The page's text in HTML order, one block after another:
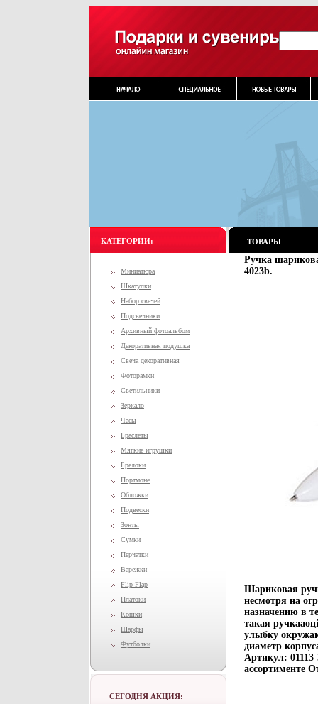
КАТЕГОРИИ:
Миниатюра
Шкатулки
Набор свечей
Подсвечники
Архивный фотоальбом
Декоративная подушка
Свеча декоративная
Фоторамки
Светильники
Зеркало
Часы
Браслеты
Мягкие игрушки
Брелоки
Портмоне
Обложки
Подвески
Зонты
Сумки
Перчатки
Варежки
Flip Flap
Платоки
Кошки
Шарфы
Футболки
СЕГОДНЯ АКЦИЯ:
ТОВАРЫ
Ручка
4023b.
Шариковая
несмотря на
назначению в
такая
улыбку
диаметр
Артикул:
ассортименте